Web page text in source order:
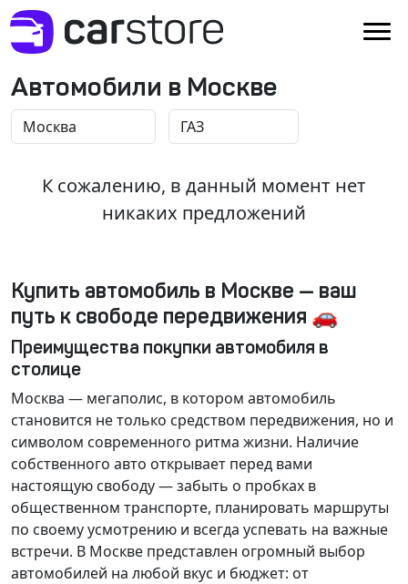
Автомобили в Москве
К сожалению, в данный момент нет
никаких предложений
Купить автомобиль в Москве — ваш
путь к свободе передвижения 🚗
Преимущества покупки автомобиля в
столице
Москва — мегаполис, в котором автомобиль
становится не только средством передвижения, но и
символом современного ритма жизни. Наличие
собственного авто открывает перед вами
настоящую свободу — забыть о пробках в
общественном транспорте, планировать маршруты
по своему усмотрению и всегда успевать на важные
встречи. В Москве представлен огромный выбор
автомобилей на любой вкус и бюджет: от